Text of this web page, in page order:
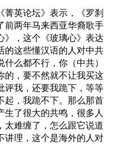
菁英论坛》表示，《罗刹
前两年马来西亚华裔歌手
》，这个《玻璃心》表达
的这些懂汉语的人对中共
么都不行，你（中共）
的，要不然就不让我买这
评我，还要我跪下，等等
起，我跪不下。那么那首
生了很大的共鸣，很多人
太难缠了，怎么跟它说道
讲理，这个是海外的人对